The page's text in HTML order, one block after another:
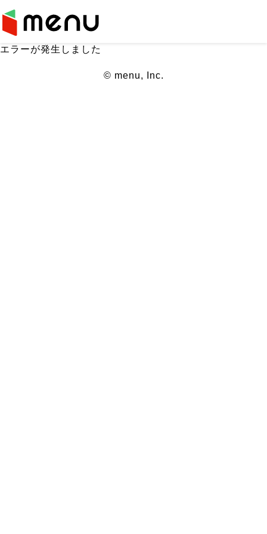
エラーが発生しました
© menu, Inc.